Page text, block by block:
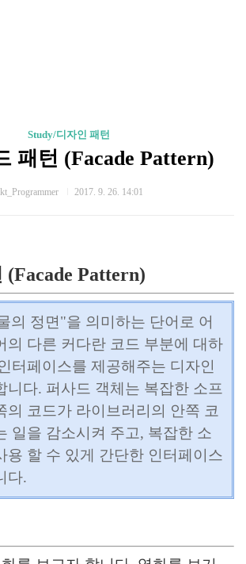
Study/디자인 패턴
패턴 (Facade Pattern)
2017. 9. 26. 14:01
(Facade Pattern)
의 정면"을 의미하는 단어로 어
의 다른 커다란 코드 부분에 대하
터페이스를 제공해주는 디자인
니다. 퍼사드 객체는 복잡한 소프
의 코드가 라이브러리의 안쪽 코
일을 감소시켜 주고, 복잡한 소
용 할 수 있게 간단한 인터페이스
다.